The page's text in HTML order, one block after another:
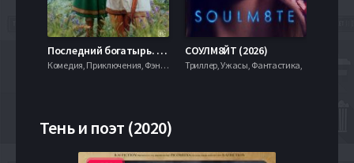
Последний богатырь. Колобок (2026)
Комедия, Приключения, Фэнтези,
СОУЛМ8ЙТ (2026)
Триллер, Ужасы, Фантастика,
Тень и поэт (2020)